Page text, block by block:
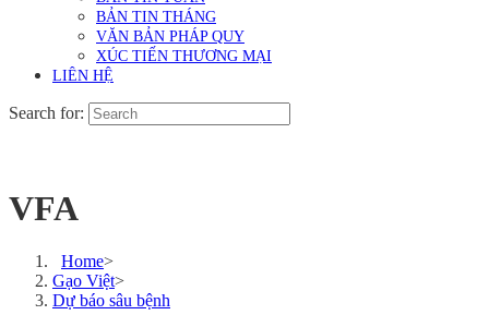
BẢN TIN THÁNG
VĂN BẢN PHÁP QUY
XÚC TIẾN THƯƠNG MẠI
LIÊN HỆ
Search for:
VFA
Home>
Gạo Việt>
Dự báo sâu bệnh